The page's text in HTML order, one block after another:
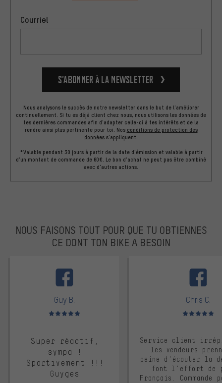
Courriel
S’abonner à la newsletter
Nous analysons le succès de notre newsletter dans le but de l'améliorer
continuellement. Si tu es déjà client chez nous, nous utilisons les données de
tes dernières commandes afin d'adapter celle-ci à tes intérêts et de la
rendre ainsi plus pertinente pour toi. Nos conditions de protection des
données s'appliquent.
*Valable pendant 30 jours à partir de la date d'émission et valable à partir
d'un montant de commande de 60€. Le bon d'achat ne peut pas être combiné
avec d'autres actions.
NOUS FAISONS TOUT POUR QUE TU OBTIENNES
CE DONT TON BIKE A BESOIN
Guy B.
Note moyenne : 5 sur 5
Super réactif,
sympa !
Sportivement !!!
Guyges
Chris C.
Note moyenne :
Service client
les vendeurs
peine d'écouter la
font l'effort de
Français. Commande